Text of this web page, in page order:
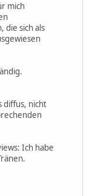
mich
die sich als
diffus, nicht
Ich habe